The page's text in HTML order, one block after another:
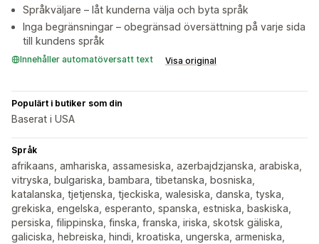
Språkväljare – låt kunderna välja och byta språk
Inga begränsningar – obegränsad översättning på varje sida
till kundens språk
Innehåller automatöversatt text Visa original
Populärt i butiker som din
Baserat i USA
Språk
afrikaans, amhariska, assamesiska, azerbajdzjanska, arabiska,
vitryska, bulgariska, bambara, tibetanska, bosniska,
katalanska, tjetjenska, tjeckiska, walesiska, danska, tyska,
grekiska, engelska, esperanto, spanska, estniska, baskiska,
persiska, filippinska, finska, franska, iriska, skotsk gäliska,
galiciska, hebreiska, hindi, kroatiska, ungerska, armeniska,